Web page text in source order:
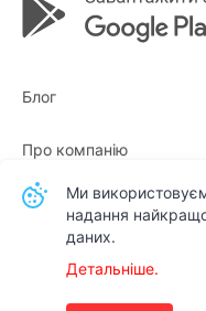
Блог
Про компанію
Квитанції
Ми
надання
даних.
Детальніше.